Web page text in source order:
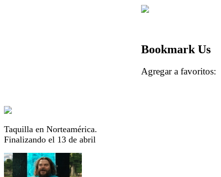
Taquilla en Norteamérica.
Finalizando el 13 de abril
Bookmark Us
Agregar a